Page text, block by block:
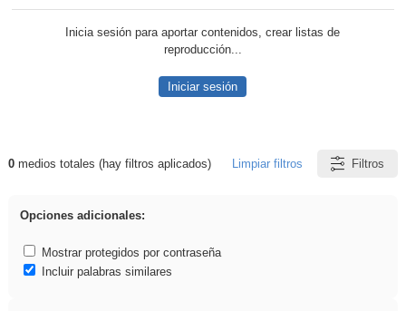
Inicia sesión para aportar contenidos, crear listas de
reproducción...
Iniciar sesión
Resultados de: regalo
0medios totales (hay filtros aplicados) Limpiar filtros Filtros
Opciones adicionales:
Mostrar protegidos por contraseña
Incluir palabras similares